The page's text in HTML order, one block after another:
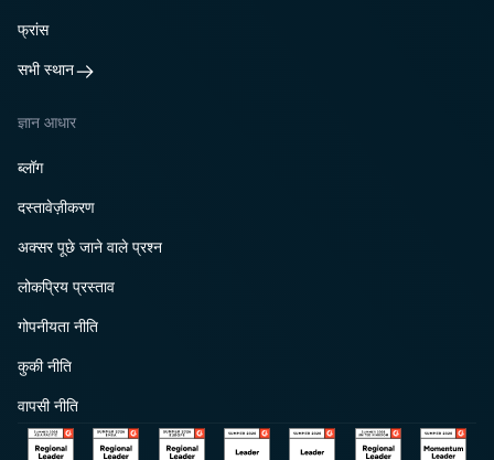
फ्रांस
सभी स्थान
ज्ञान आधार
ब्लॉग
दस्तावेज़ीकरण
अक्सर पूछे जाने वाले प्रश्न
लोकप्रिय प्रस्ताव
गोपनीयता नीति
कुकी नीति
वापसी नीति